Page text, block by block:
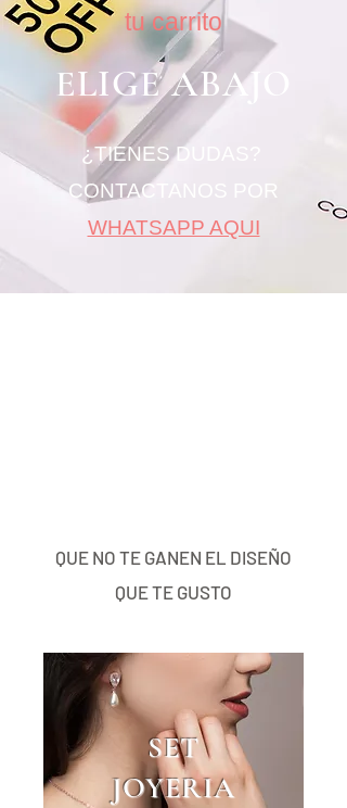
tu carrito
ELIGE ABAJO
¿TIENES DUDAS?
CONTACTANOS POR
WHATSAPP AQUI
QUE NO TE GANEN EL DISEÑO
QUE TE GUSTO
SET
JOYERIA